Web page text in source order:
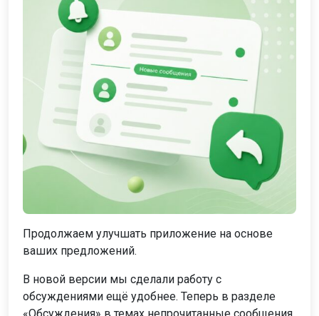
Продолжаем улучшать приложение на основе
ваших предложений.
В новой версии мы сделали работу с
обсуждениями ещё удобнее. Теперь в разделе